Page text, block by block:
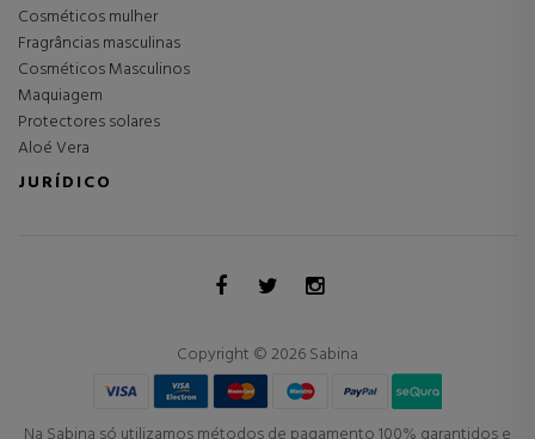
Cosméticos mulher
Fragrâncias masculinas
Cosméticos Masculinos
Maquiagem
Protectores solares
Aloé Vera
JURÍDICO
Copyright © 2026 Sabina